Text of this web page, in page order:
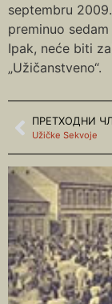
septembru
preminuo
Ipak, neće biti
„Užičanstveno“.
ПРЕТХОДНИ
Užičke Sekvoje